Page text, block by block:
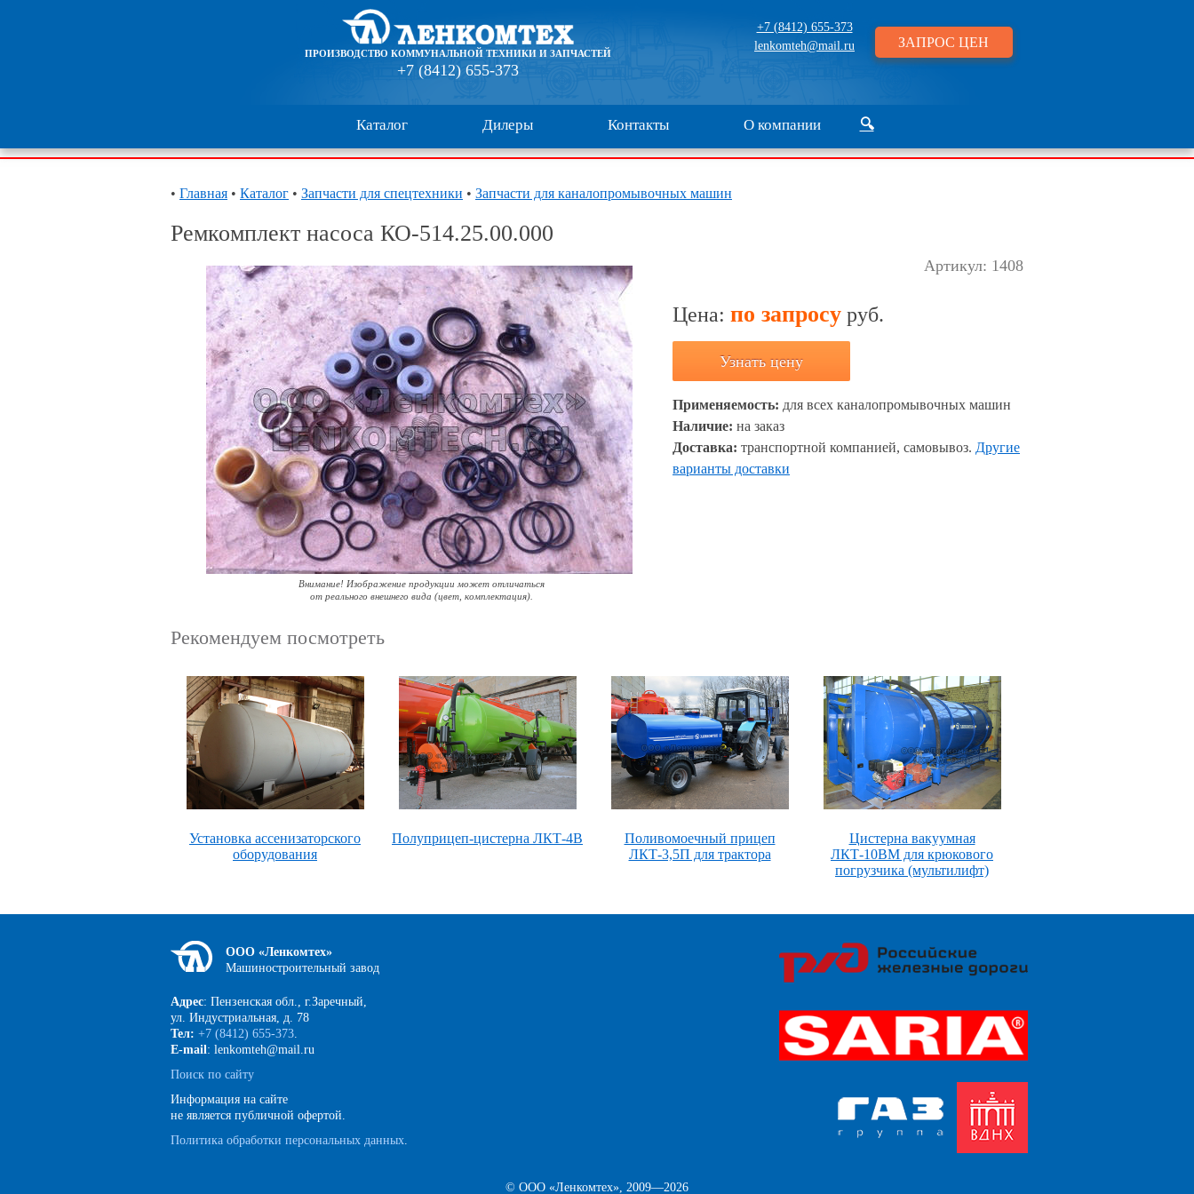
ПРОИЗВОДСТВО КОММУНАЛЬНОЙ ТЕХНИКИ И ЗАПЧАСТЕЙ
+7 (8412) 655-373
+7 (8412) 655-373
lenkomteh@mail.ru
ЗАПРОС ЦЕН
Каталог Дилеры Контакты О компании 🔍
• Главная • Каталог • Запчасти для спецтехники • Запчасти для каналопромывочных машин
Ремкомплект насоса КО-514.25.00.000
Внимание! Изображение продукции может отличаться
от реального внешнего вида (цвет, комплектация).
Артикул: 1408
Цена: по запросу руб.
Узнать цену
Применяемость: для всех каналопромывочных машин
Наличие: на заказ
Доставка: транспортной компанией, самовывоз. Другие
варианты доставки
Рекомендуем посмотреть
Установка ассенизаторского
оборудования
Полуприцеп-цистерна ЛКТ-4В
Поливомоечный прицеп
ЛКТ-3,5П для трактора
Цистерна вакуумная
ЛКТ-10ВМ для крюкового
погрузчика (мультилифт)
ООО «Ленкомтех»
Машиностроительный завод
Адрес: Пензенская обл., г.Заречный,
ул. Индустриальная, д. 78
Тел: +7 (8412) 655-373.
E-mail: lenkomteh@mail.ru
Поиск по сайту
Информация на сайте
не является публичной офертой.
Политика обработки персональных данных.
© ООО «Ленкомтех», 2009—2026